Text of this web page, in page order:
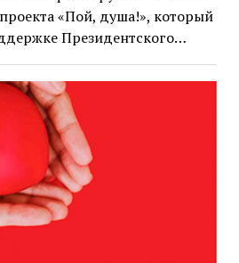
«Пой, душа!», который
Президентского…